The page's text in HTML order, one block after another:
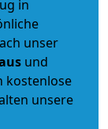
in
unser
und
kostenlose
unsere